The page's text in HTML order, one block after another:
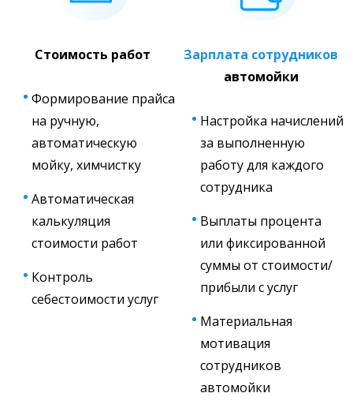
Стоимость работ
Формирование прайса
на ручную,
автоматическую
мойку, химчистку
Автоматическая
калькуляция
стоимости работ
Контроль
себестоимости услуг
Зарплата сотрудников
автомойки
Настройка начислений
за выполненную
работу для каждого
сотрудника
Выплаты процента
или фиксированной
суммы от стоимости/
прибыли с услуг
Материальная
мотивация
сотрудников
автомойки